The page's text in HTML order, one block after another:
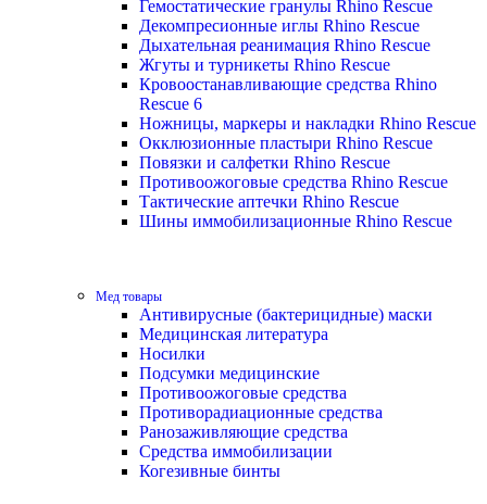
Гемостатические гранулы Rhino Rescue
Декомпресионные иглы Rhino Rescue
Дыхательная реанимация Rhino Rescue
Жгуты и турникеты Rhino Rescue
Кровоостанавливающие средства Rhino
Rescue 6
Ножницы, маркеры и накладки Rhino Rescue
Окклюзионные пластыри Rhino Rescue
Повязки и салфетки Rhino Rescue
Противоожоговые средства Rhino Rescue
Тактические аптечки Rhino Rescue
Шины иммобилизационные Rhino Rescue
Мед товары
Антивирусные (бактерицидные) маски
Медицинская литература
Носилки
Подсумки медицинские
Противоожоговые средства
Противорадиационные средства
Ранозаживляющие средства
Средства иммобилизации
Когезивные бинты